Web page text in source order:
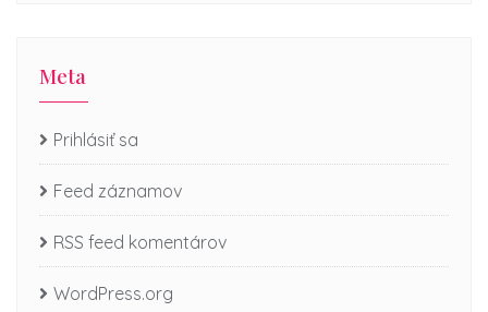
Meta
Prihlásiť sa
Feed záznamov
RSS feed komentárov
WordPress.org